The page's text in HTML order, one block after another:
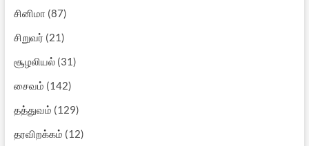
சினிமா (87)
சிறுவர் (21)
சூழலியல்(31)
சைவம் (142)
தத்துவம் (129)
தரவிறக்கம் (12)